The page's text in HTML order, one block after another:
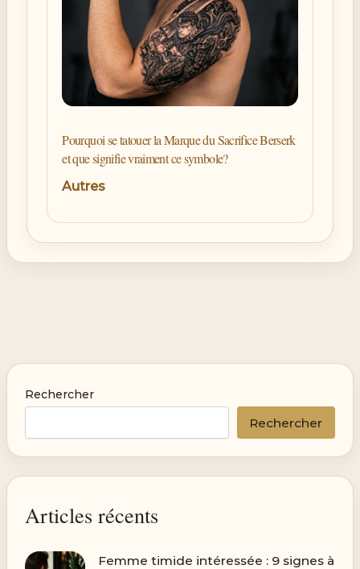
Pourquoi se tatouer la Marque du Sacrifice Berserk
et que signifie vraiment ce symbole?
Autres
Rechercher
Rechercher
Articles récents
Femme timide intéressée : 9 signes à